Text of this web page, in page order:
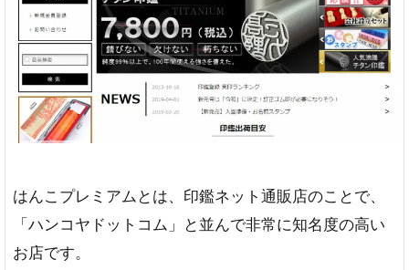
プ
概
要
取
り
扱
取
り
はんこプレミアムとは、印鑑ネット通販店のことで、
「ハンコヤドットコム」と並んで非常に知名度の高い
お店です。